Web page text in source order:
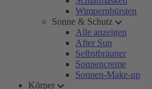
Wimpernbürsten
Sonne & Schutz
Alle anzeigen
After Sun
Selbstbräuner
Sonnencreme
Sonnen-Make-up
Körper